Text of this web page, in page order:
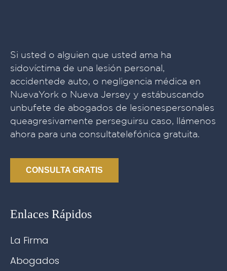
Si usted o alguien que usted ama ha
sidovíctima de una lesión personal,
accidentede auto, o negligencia médica en
NuevaYork o Nueva Jersey y estábuscando
unbufete de abogados de lesionespersonales
queagresivamente perseguirsu caso, llámenos
ahora para una consultatelefónica gratuita.
CONSULTA GRATIS
Enlaces Rápidos
La Firma
Abogados